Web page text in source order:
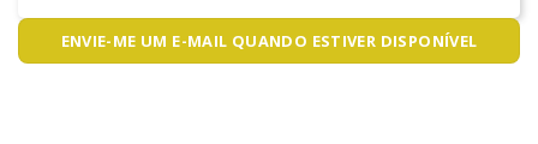
ENVIE-ME UM E-MAIL QUANDO ESTIVER DISPONÍVEL